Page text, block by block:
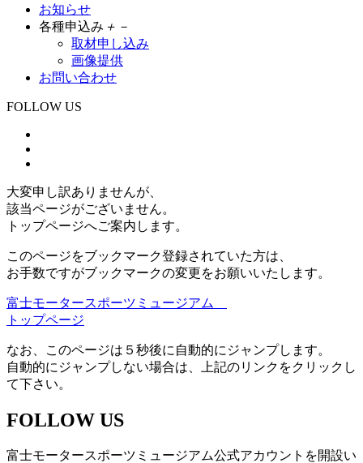
お知らせ
各種申込み ＋ －
取材申し込み
画像提供
お問い合わせ
FOLLOW US
大変申し訳ありませんが、
該当ページがございません。
トップページへご案内します。
このページをブックマーク登録されていた方は、
お手数ですがブックマークの変更をお願いいたします。
富士モータースポーツミュージアム
トップページ
なお、このページは５秒後に自動的にジャンプします。
自動的にジャンプしない場合は、上記のリンクをクリックし
て下さい。
FOLLOW US
富士モータースポーツミュージアム公式アカウントを開設い